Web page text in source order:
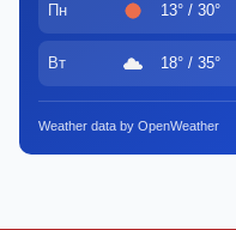
Пн 13° / 30°
Вт 18° / 35°
Weather data by OpenWeather